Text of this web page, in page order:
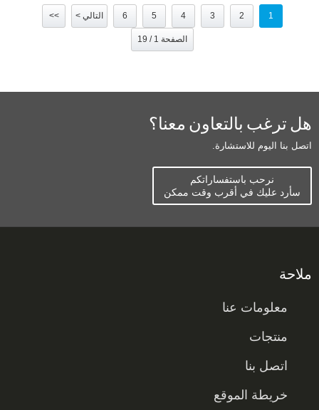
1
2
3
4
5
6 التالي > >>
الصفحة 1 / 19
هل ترغب بالتعاون معنا؟
اتصل بنا اليوم للاستشارة.
نرحب باستفساراتكم
سأرد عليك في أقرب وقت ممكن
ملاحة
معلومات عنا
منتجات
اتصل بنا
خريطة الموقع